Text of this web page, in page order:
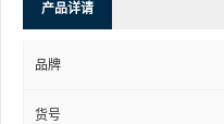
产品详请
品牌
货号